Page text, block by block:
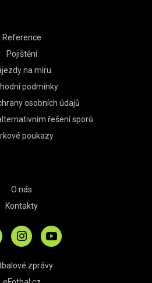
Reference
Pojištění
na míru
podmínky
osobních údajů
řešení sporů
poukazy
O nás
Kontakty
zprávy